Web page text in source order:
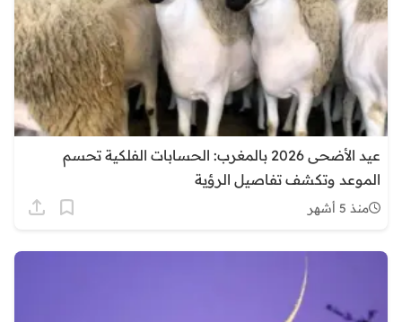
عيد الأضحى 2026 بالمغرب: الحسابات الفلكية تحسم
الموعد وتكشف تفاصيل الرؤية
منذ 5 أشهر